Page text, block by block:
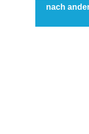
nach